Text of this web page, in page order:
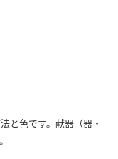
と色です。献器（器・